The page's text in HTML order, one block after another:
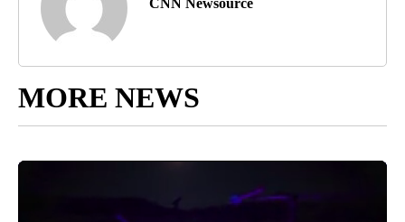
CNN Newsource
MORE NEWS